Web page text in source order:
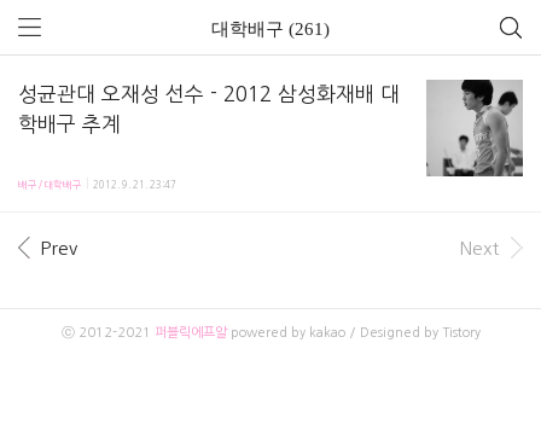
대학배구 (261)
성균관대 오재성 선수 - 2012 삼성화재배 대
학배구 추계
2012 여름의 avc (아시아 배구) 예선에서 베스트 디거로 이름을 올렸던 오재성 선수 사진 몇장
배구/대학배구 2012. 9. 21. 23:47
Prev Next
ⓒ 2012-2021 퍼블릭에프알powered by kakao / Designed by Tistory